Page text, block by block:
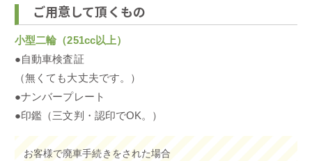
ご用意して頂くもの
小型二輪（251cc以上）
●自動車検査証
（無くても大丈夫です。）
●ナンバープレート
●印鑑（三文判・認印でOK。）
お客様で廃車手続きをされた場合